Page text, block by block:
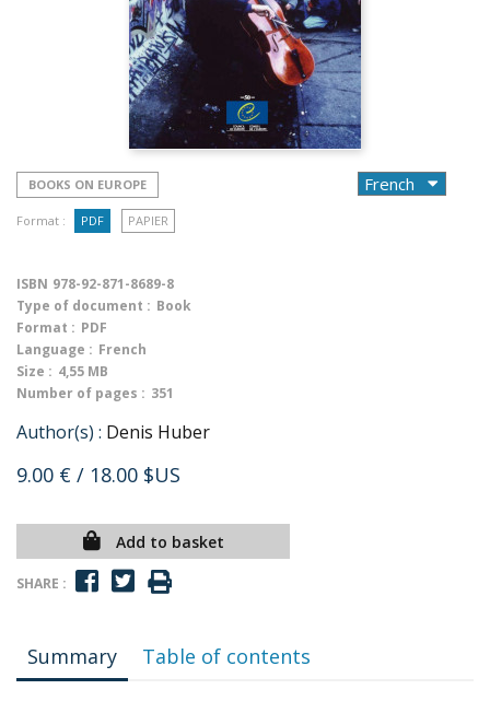
BOOKS ON EUROPE
Format : PDF PAPIER
ISBN 978-92-871-8689-8
Type of document : Book
Format : PDF
Language : French
Size : 4,55 MB
Number of pages : 351
Author(s) : Denis Huber
9.00 € / 18.00 $US
Add to basket
SHARE :
Summary Table of contents